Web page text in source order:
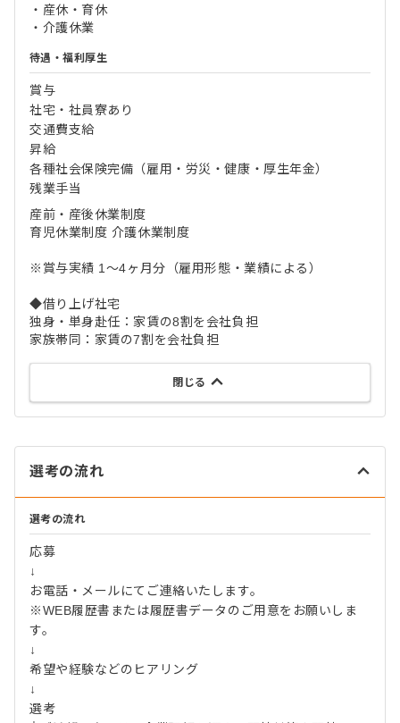
・産休・育休
・介護休業
待遇・福利厚生
賞与
社宅・社員寮あり
交通費支給
昇給
各種社会保険完備（雇用・労災・健康・厚生年金）
残業手当
産前・産後休業制度
育児休業制度 介護休業制度
※賞与実績 1～4ヶ月分（雇用形態・業績による）
◆借り上げ社宅
独身・単身赴任：家賃の8割を会社負担
家族帯同：家賃の7割を会社負担
閉じる
選考の流れ
選考の流れ
応募
↓
お電話・メールにてご連絡いたします。
※WEB履歴書または履歴書データのご用意をお願いしま
す。
↓
希望や経験などのヒアリング
↓
選考